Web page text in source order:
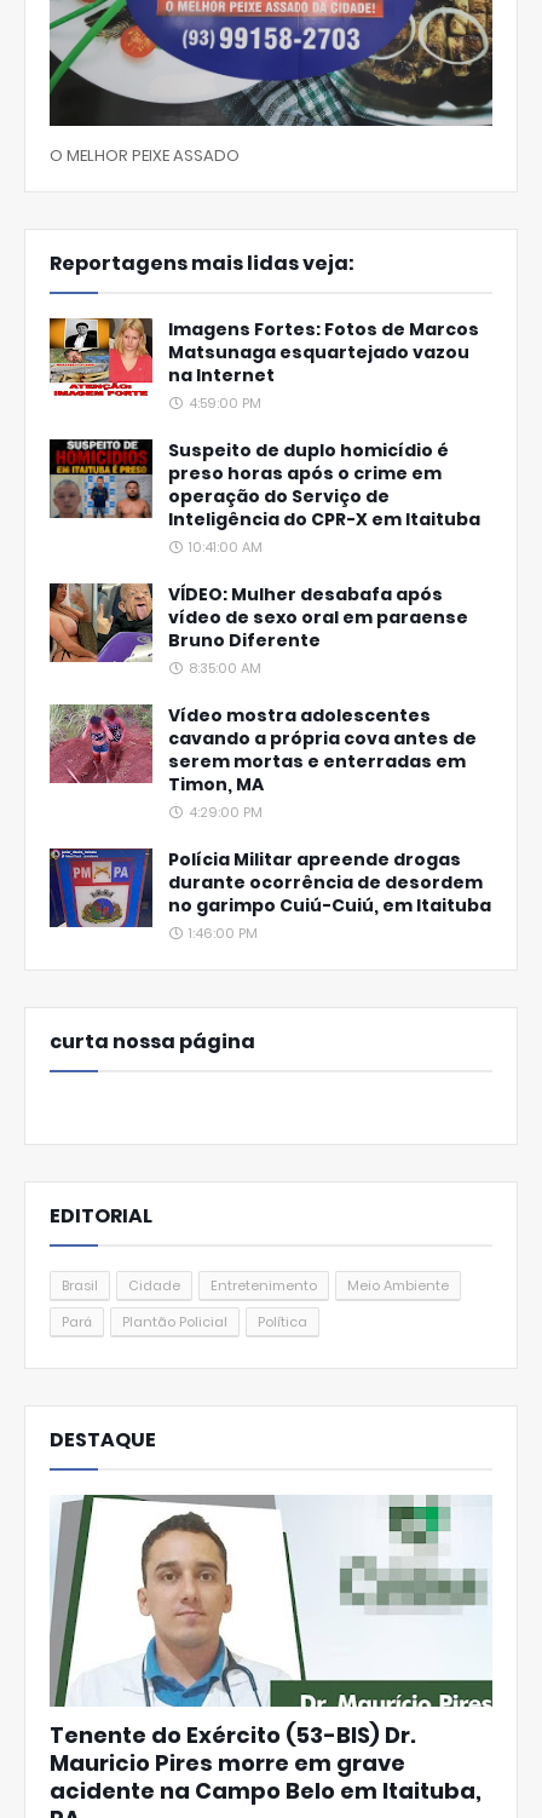
O MELHOR PEIXE ASSADO
Reportagens mais lidas veja:
Imagens Fortes: Fotos de Marcos
Matsunaga esquartejado vazou
na Internet
4:59:00 PM
Suspeito de duplo homicídio é
preso horas após o crime em
operação do Serviço de
Inteligência do CPR-X em Itaituba
10:41:00 AM
VÍDEO: Mulher desabafa após
vídeo de sexo oral em paraense
Bruno Diferente
8:35:00 AM
Vídeo mostra adolescentes
cavando a própria cova antes de
serem mortas e enterradas em
Timon, MA
4:29:00 PM
Polícia Militar apreende drogas
durante ocorrência de desordem
no garimpo Cuiú-Cuiú, em Itaituba
1:46:00 PM
curta nossa página
EDITORIAL
Brasil Cidade Entretenimento
Meio Ambiente
Pará
Plantão Policial Política
DESTAQUE
Tenente do Exército (53-BIS) Dr.
Mauricio Pires morre em grave
acidente na Campo Belo em Itaituba,